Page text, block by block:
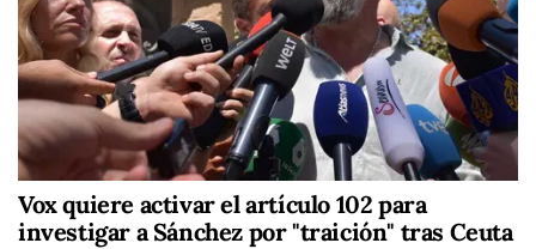
Vox quiere activar el artículo 102 para
investigar a Sánchez por "traición" tras Ceuta